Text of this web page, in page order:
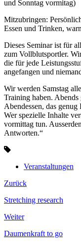
und Sonntag vormitag)
Mitzubringen:
Essen und Trinken,
Dieses Seminar ist für
zum Vollblutsportler.
die für jede
angefangen und
Wir werden Samstag
Training haben. Abends
Abendessen, das
Wer spezielle Inhalte
vormittag tun.
Antworten.“
Veranstaltungen
Zurück
Stretching research
Weiter
Daumenkraft to go